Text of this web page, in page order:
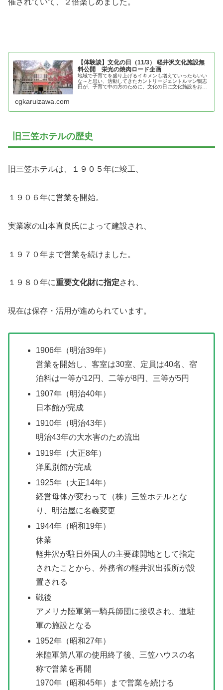
【体験談】文化の日（11/3） 軽井沢文化施設無
料公開 栄光の焼肉ロード企画
地域で子育てを盛り上げるイキメンも増えていったらいい
な～と思い、活動してきたカントリージェントルマン鴨志
田が、子育て中の方のために、文化の日に文化施設をおも
cgkaruizawa.com
旧三笠ホテルの歴史
旧三笠ホテルは、１９０５年に竣工、
１９０６年に営業を開始。
実業家の山本直良氏によって建設され、
１９７０年まで営業を続けました。
１９８０年に重要文化財に指定され、
現在は保存・活用が進められています。
1906年（明治39年）
営業を開始し、客室は30室、定員は40名、宿
泊料は一等が12円、二等が8円、三等が5円
1907年（明治40年）
日本館が完成
1910年（明治43年）
明治43年の大水害のため流出
1919年（大正8年）
洋風別館が完成
1925年（大正14年）
経営母体が変わって（株）三笠ホテルとな
り、明治屋に名義変更
1944年（昭和19年）
休業
軽井沢が駐日外国人の主要疎開地として指定
されたことから、外務省の軽井沢出張所が設
置される
戦後
アメリカ陸軍第一騎兵師団に接収され、進駐
軍の施設となる
1952年（昭和27年）
米陸軍第八軍の使用終了後、三笠ハウスの名
称で営業を再開
1970年（昭和45年）まで営業を続ける